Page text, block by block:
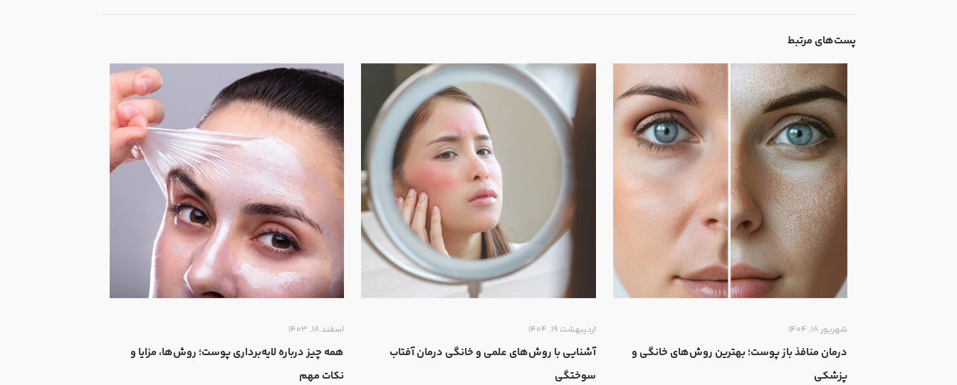
پست‌های مرتبط
شهریور ۱۸, ۱۴۰۴
درمان منافذ باز پوست؛ بهترین روش‌های خانگی و
پزشکی
اردیبهشت ۱۹, ۱۴۰۴
آشنایی با روش‌های علمی و خانگی درمان آفتاب
سوختگی
اسفند ۱۸, ۱۴۰۳
همه‌ چیز درباره لایه‌برداری پوست؛ روش‌ها، مزایا و
نکات مهم